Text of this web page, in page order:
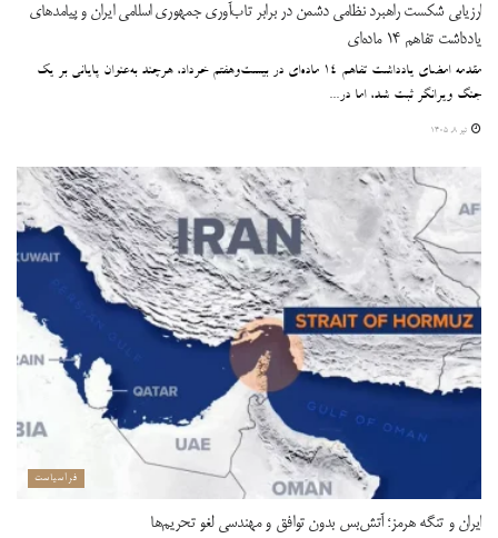
ارزیابی شکست راهبرد نظامی دشمن در برابر تاب‌آوری جمهوری اسلامی ایران و پیامدهای
یادداشت تفاهم ۱۴ ماده‌ای
مقدمه امضای یادداشت تفاهم ۱۴ ماده‌ای در بیست‌و‌هفتم خرداد، هرچند به‌عنوان پایانی بر یک
جنگ ویرانگر ثبت شد، اما در...
تیر ۸, ۱۴۰۵
فراسیاست
ایران و تنگه هرمز؛ آتش‌بس بدون توافق و مهندسی لغو تحریم‌ها